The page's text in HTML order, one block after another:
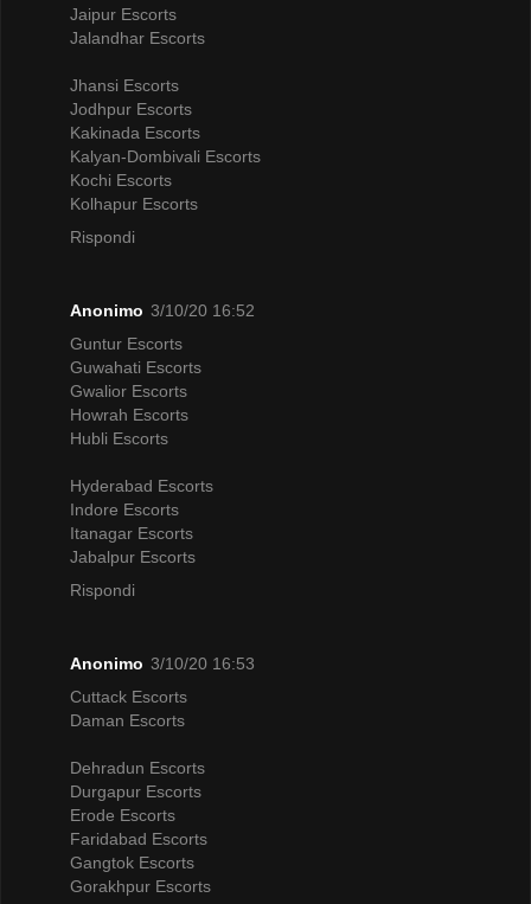
Jaipur Escorts
Jalandhar Escorts
Jhansi Escorts
Jodhpur Escorts
Kakinada Escorts
Kalyan-Dombivali Escorts
Kochi Escorts
Kolhapur Escorts
Rispondi
Anonimo 3/10/20 16:52
Guntur Escorts
Guwahati Escorts
Gwalior Escorts
Howrah Escorts
Hubli Escorts
Hyderabad Escorts
Indore Escorts
Itanagar Escorts
Jabalpur Escorts
Rispondi
Anonimo 3/10/20 16:53
Cuttack Escorts
Daman Escorts
Dehradun Escorts
Durgapur Escorts
Erode Escorts
Faridabad Escorts
Gangtok Escorts
Gorakhpur Escorts